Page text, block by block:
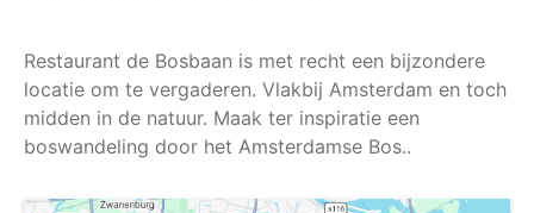
Restaurant de Bosbaan is met recht een bijzondere
locatie om te vergaderen. Vlakbij Amsterdam en toch
midden in de natuur. Maak ter inspiratie een